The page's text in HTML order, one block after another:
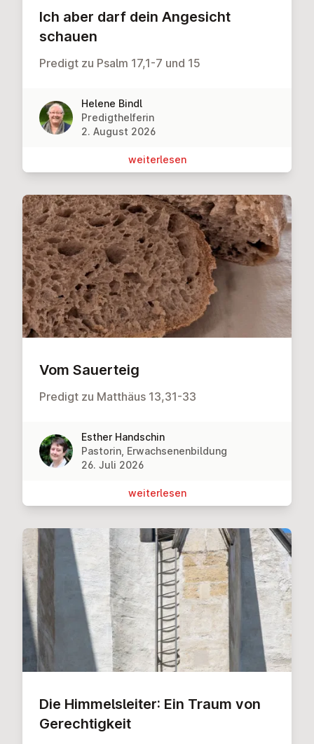
Ich aber darf dein Angesicht
schauen
Predigt zu Psalm 17,1-7 und 15
Helene Bindl
Predigthelferin
2. August 2026
wei­ter­le­sen
Vom Sauerteig
Predigt zu Matthäus 13,31-33
Esther Handschin
Pastorin, Erwachsenenbildung
26. Juli 2026
wei­ter­le­sen
Die Him­mels­lei­ter: Ein Traum von
Ge­rech­tig­keit